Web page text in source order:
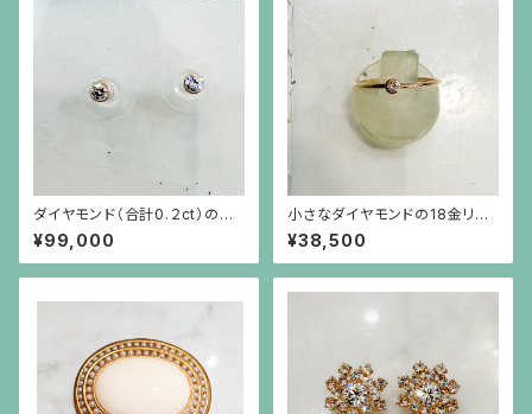
ダイヤモンド（合計0.２ct）のシ
ンプルな18金枠ピアス（18金ポ
スト）
¥99,000
小さなダイヤモンドの18金リン
グ
¥38,500